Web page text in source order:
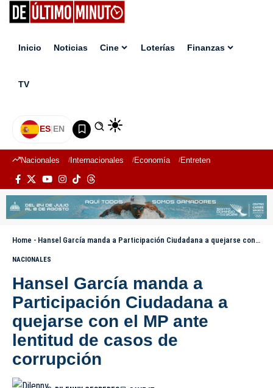
Inicio Noticias Cine Loterías Finanzas
TV
ES|EN
Nacionales Internacionales Economía Entretenimiento
Home - Hansel García manda a Participación Ciudadana a quejarse con el MP ante lentitud de casos de corrupción
NACIONALES
Hansel García manda a
Participación Ciudadana a
quejarse con el MP ante
lentitud de casos de
corrupción